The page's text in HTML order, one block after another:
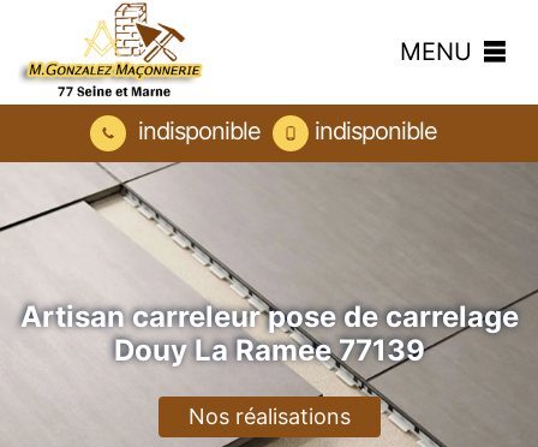
MENU
indisponible indisponible
Artisan carreleur pose de carrelage
Douy La Ramee 77139
Nos réalisations